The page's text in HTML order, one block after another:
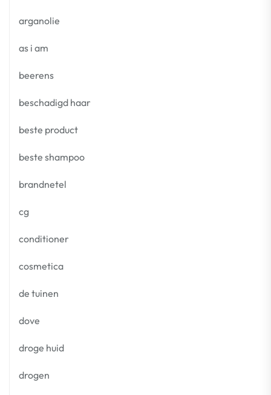
arganolie
as i am
beerens
beschadigd haar
beste product
beste shampoo
brandnetel
cg
conditioner
cosmetica
de tuinen
dove
droge huid
drogen